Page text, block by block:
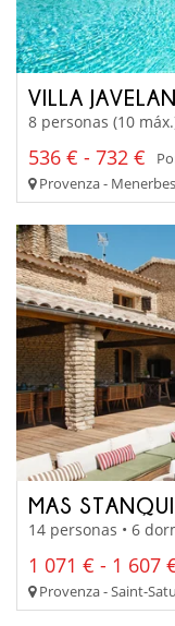
VILLA
8 personas (10
536 € - 732 €
Provenza - Menerbes
MAS
14 personas • 6
1 071 € - 1 607
Provenza - Saint-